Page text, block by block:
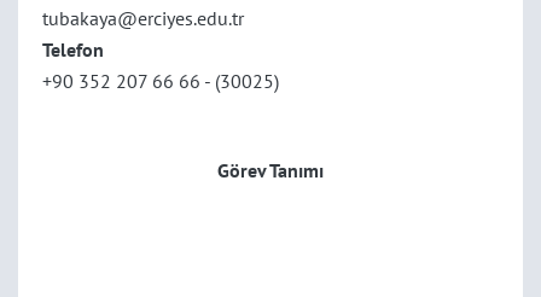
tubakaya@erciyes.edu.tr
Telefon
+90 352 207 66 66 - (30025)
Görev Tanımı